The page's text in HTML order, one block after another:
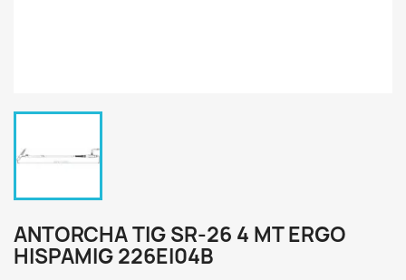
ANTORCHA TIG SR-26 4 MT ERGO
HISPAMIG 226EI04B